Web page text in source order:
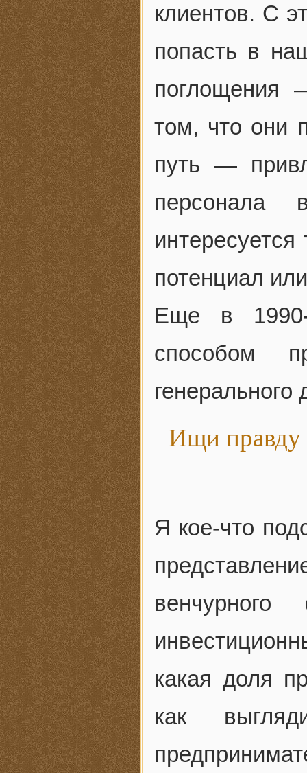
клиентов. С
попасть в
поглощения
том, что они
путь —
персонала
потенциал
Еще в
способом
Ищи правду
Я кое-что
какая доля
как